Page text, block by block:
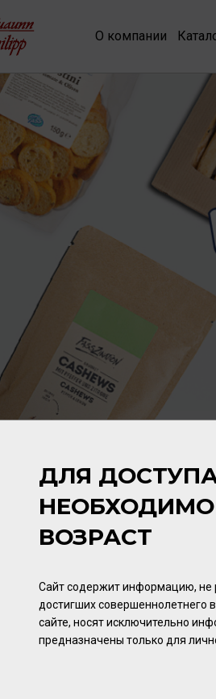
О компании
Gouda,
ДЛЯ
ВОЗРАСТ
Сайт содержит информацию, не
достигших совершеннолетнего
сайте, носят исключительно
предназначены только для